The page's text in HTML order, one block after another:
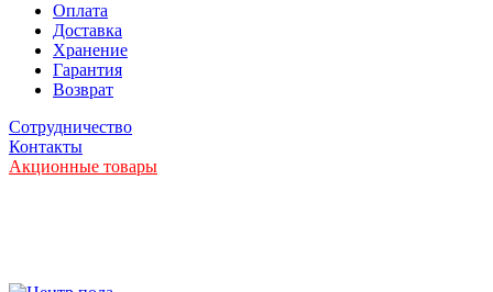
Оплата
Доставка
Хранение
Гарантия
Возврат
Сотрудничество
Контакты
Акционные товары